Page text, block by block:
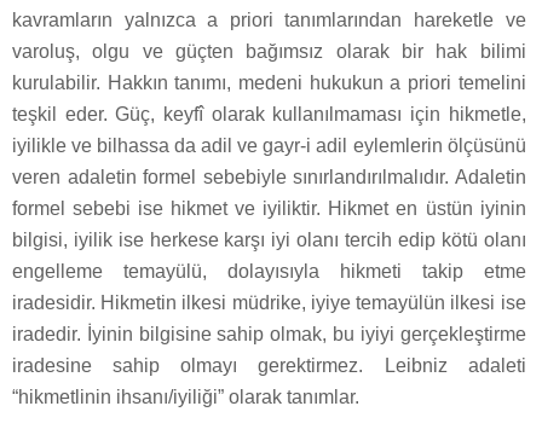
kavramların yalnızca a priori tanımlarından hareketle ve
varoluş, olgu ve güçten bağımsız olarak bir hak bilimi
kurulabilir. Hakkın tanımı, medeni hukukun a priori temelini
teşkil eder. Güç, keyfî olarak kullanılmaması için hikmetle,
iyilikle ve bilhassa da adil ve gayr-i adil eylemlerin ölçüsünü
veren adaletin formel sebebiyle sınırlandırılmalıdır. Adaletin
formel sebebi ise hikmet ve iyiliktir. Hikmet en üstün iyinin
bilgisi, iyilik ise herkese karşı iyi olanı tercih edip kötü olanı
engelleme temayülü, dolayısıyla hikmeti takip etme
iradesidir. Hikmetin ilkesi müdrike, iyiye temayülün ilkesi ise
iradedir. İyinin bilgisine sahip olmak, bu iyiyi gerçekleştirme
iradesine sahip olmayı gerektirmez. Leibniz adaleti
“hikmetlinin ihsanı/iyiliği” olarak tanımlar.